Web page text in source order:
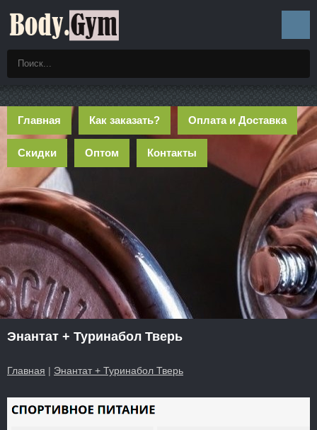
Главная Как заказать? Оплата и Доставка
Скидки Оптом Контакты
Энантат + Туринабол Тверь
Главная | Энантат + Туринабол Тверь